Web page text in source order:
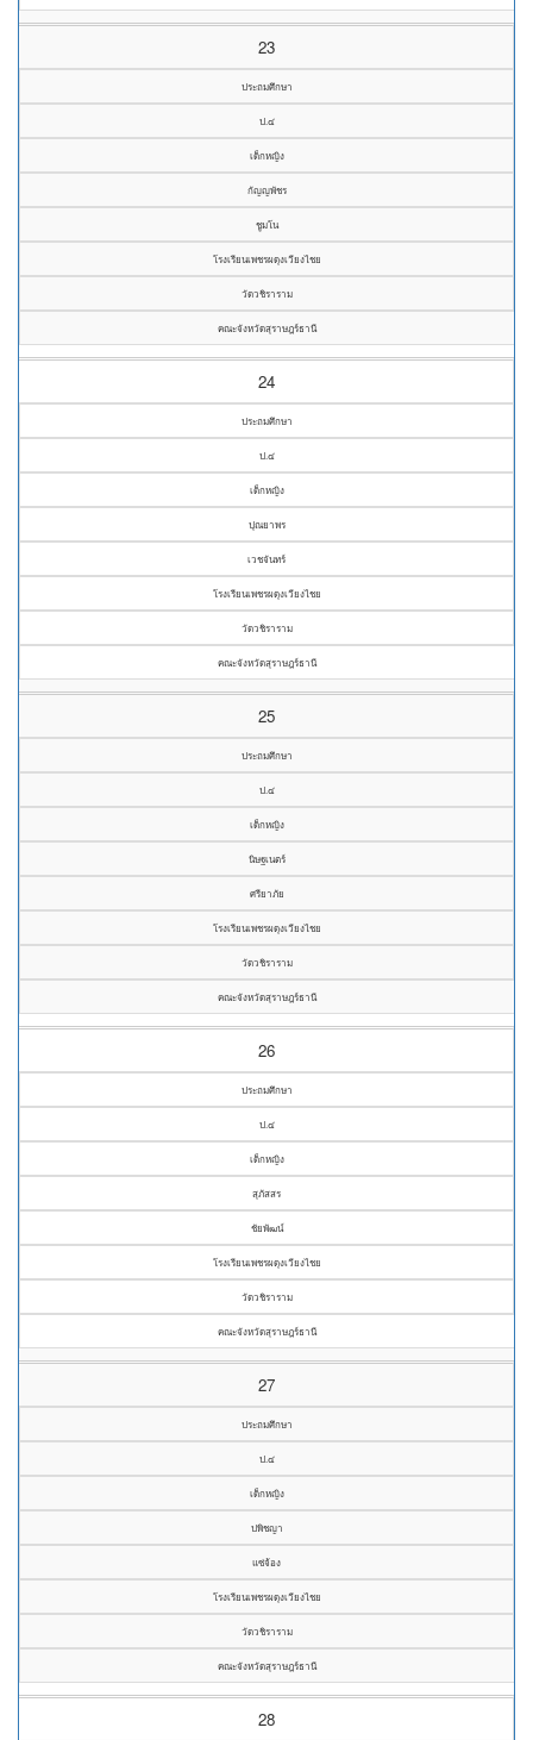
23
ประถมศึกษา
ป.๔
เด็กหญิง
กัญญพัชร
ชูมโน
โรงเรียนเพชรผดุงเวียงไชย
วัดวชิราราม
คณะจังหวัดสุราษฎร์ธานี
24
ประถมศึกษา
ป.๔
เด็กหญิง
ปุณยาพร
เวชจันทร์
โรงเรียนเพชรผดุงเวียงไชย
วัดวชิราราม
คณะจังหวัดสุราษฎร์ธานี
25
ประถมศึกษา
ป.๔
เด็กหญิง
นิษฐเนตร์
ศรียาภัย
โรงเรียนเพชรผดุงเวียงไชย
วัดวชิราราม
คณะจังหวัดสุราษฎร์ธานี
26
ประถมศึกษา
ป.๔
เด็กหญิง
สุภัสสร
ชัยพัฒน์
โรงเรียนเพชรผดุงเวียงไชย
วัดวชิราราม
คณะจังหวัดสุราษฎร์ธานี
27
ประถมศึกษา
ป.๔
เด็กหญิง
ปพิชญา
แซ่จ้อง
โรงเรียนเพชรผดุงเวียงไชย
วัดวชิราราม
คณะจังหวัดสุราษฎร์ธานี
28